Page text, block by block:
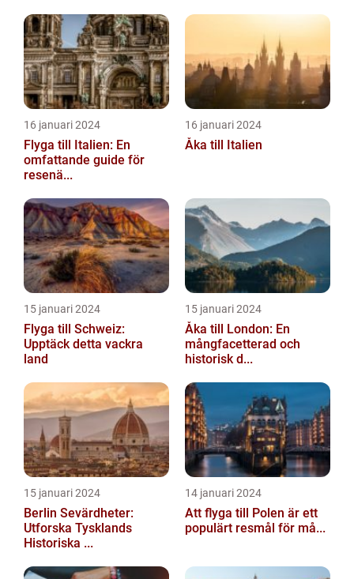
16 januari 2024
Flyga till Italien: En
omfattande guide för
resenä...
16 januari 2024
Åka till Italien
15 januari 2024
Flyga till Schweiz:
Upptäck detta vackra
land
15 januari 2024
Åka till London: En
mångfacetterad och
historisk d...
15 januari 2024
Berlin Sevärdheter:
Utforska Tysklands
Historiska ...
14 januari 2024
Att flyga till Polen är ett
populärt resmål för må...